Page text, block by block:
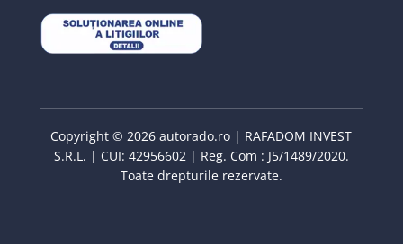
Copyright © 2026 autorado.ro | RAFADOM INVEST
S.R.L. | CUI: 42956602 | Reg. Com : J5/1489/2020.
Toate drepturile rezervate.